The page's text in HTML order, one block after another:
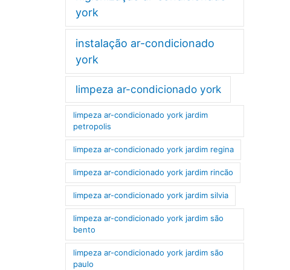
york
instalação ar-condicionado
york
limpeza ar-condicionado york
limpeza ar-condicionado york jardim
petropolis
limpeza ar-condicionado york jardim regina
limpeza ar-condicionado york jardim rincão
limpeza ar-condicionado york jardim silvia
limpeza ar-condicionado york jardim são
bento
limpeza ar-condicionado york jardim são
paulo